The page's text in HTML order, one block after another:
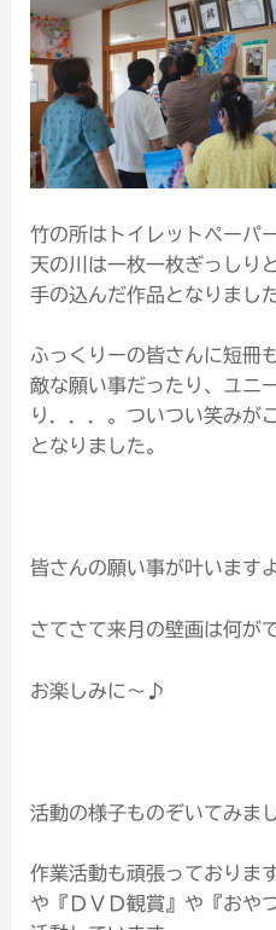
竹の所はトイレットぺーパ
天の川は一枚一枚ぎっしり
手の込んだ作品となりました
ふっくりーの皆さんに短冊
敵な願い事だったり、ユニ
り．．．。ついつい笑みが
となりました。
皆さんの願い事が叶います
さてさて来月の壁画は何が
お楽しみに～♪
活動の様子ものぞいてみま
作業活動も頑張っておりま
や『ＤＶＤ観賞』や『おや